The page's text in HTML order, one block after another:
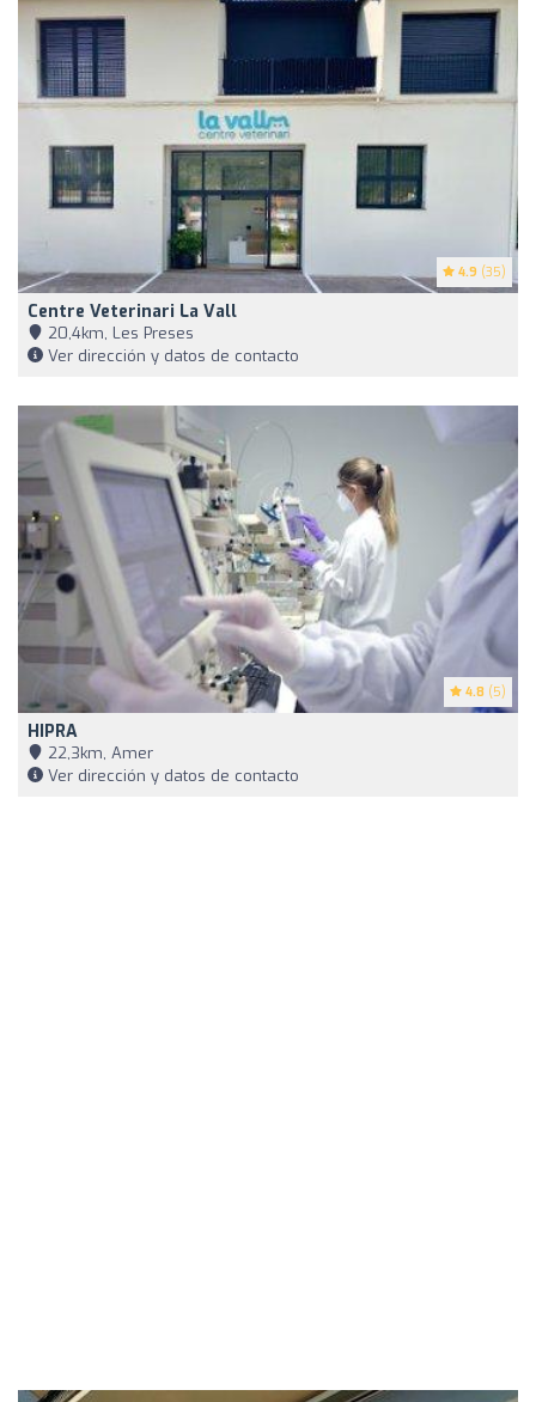
4.9 (35)
Centre Veterinari La Vall
20,4km, Les Preses
Ver dirección y datos de contacto
4.8 (5)
HIPRA
22,3km, Amer
Ver dirección y datos de contacto